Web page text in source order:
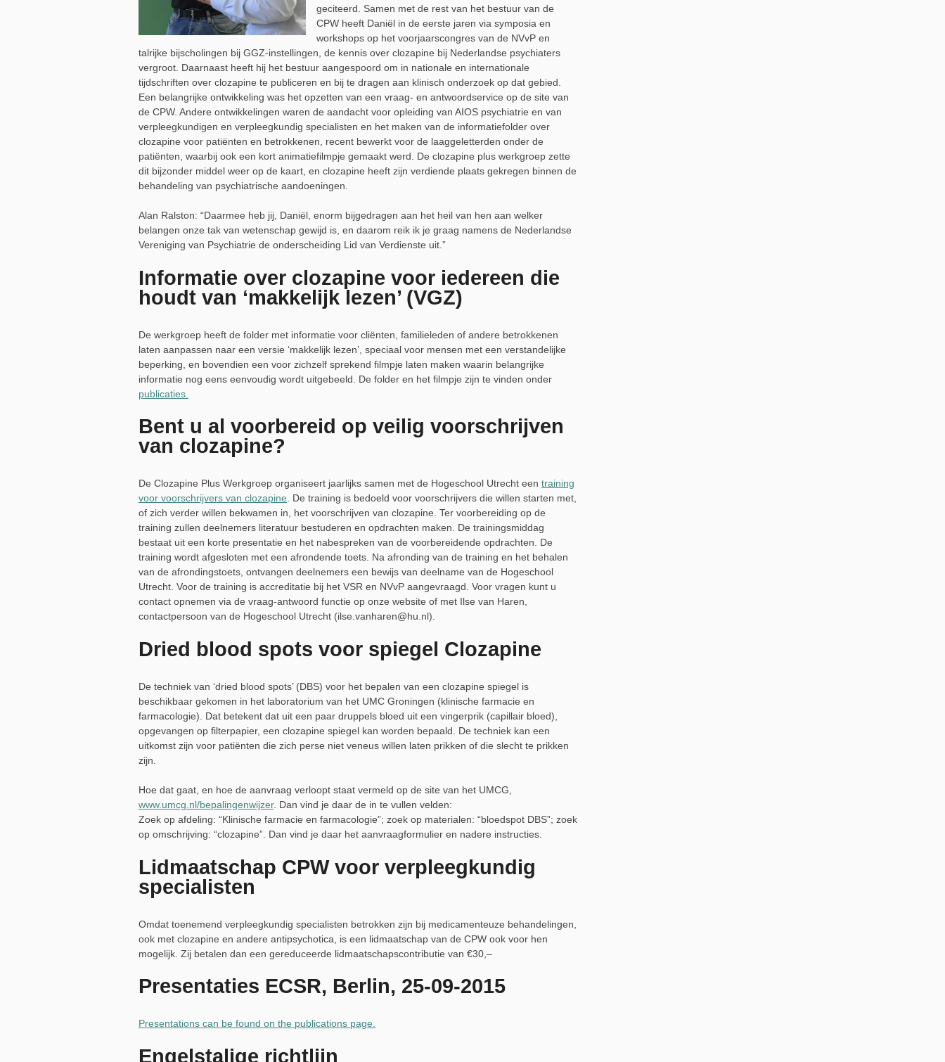
geciteerd. Samen met de rest van het bestuur van de
CPW heeft Daniël in de eerste jaren via symposia en
workshops op het voorjaarscongres van de NVvP en
talrijke bijscholingen bij GGZ-instellingen, de kennis over clozapine bij Nederlandse psychiaters
vergroot. Daarnaast heeft hij het bestuur aangespoord om in nationale en internationale
tijdschriften over clozapine te publiceren en bij te dragen aan klinisch onderzoek op dat gebied.
Een belangrijke ontwikkeling was het opzetten van een vraag- en antwoordservice op de site van
de CPW. Andere ontwikkelingen waren de aandacht voor opleiding van AIOS psychiatrie en van
verpleegkundigen en verpleegkundig specialisten en het maken van de informatiefolder over
clozapine voor patiënten en betrokkenen, recent bewerkt voor de laaggeletterden onder de
patiënten, waarbij ook een kort animatiefilmpje gemaakt werd. De clozapine plus werkgroep zette
dit bijzonder middel weer op de kaart, en clozapine heeft zijn verdiende plaats gekregen binnen de
behandeling van psychiatrische aandoeningen.
Alan Ralston: “Daarmee heb jij, Daniël, enorm bijgedragen aan het heil van hen aan welker
belangen onze tak van wetenschap gewijd is, en daarom reik ik je graag namens de Nederlandse
Vereniging van Psychiatrie de onderscheiding Lid van Verdienste uit.”
Informatie over clozapine voor iedereen die
houdt van ‘makkelijk lezen’ (VGZ)
De werkgroep heeft de folder met informatie voor cliënten, familieleden of andere betrokkenen
laten aanpassen naar een versie ‘makkelijk lezen’, speciaal voor mensen met een verstandelijke
beperking, en bovendien een voor zichzelf sprekend filmpje laten maken waarin belangrijke
informatie nog eens eenvoudig wordt uitgebeeld. De folder en het filmpje zijn te vinden onder
publicaties.
Bent u al voorbereid op veilig voorschrijven
van clozapine?
De Clozapine Plus Werkgroep organiseert jaarlijks samen met de Hogeschool Utrecht een training
voor voorschrijvers van clozapine . De training is bedoeld voor voorschrijvers die willen starten met,
of zich verder willen bekwamen in, het voorschrijven van clozapine. Ter voorbereiding op de
training zullen deelnemers literatuur bestuderen en opdrachten maken. De trainingsmiddag
bestaat uit een korte presentatie en het nabespreken van de voorbereidende opdrachten. De
training wordt afgesloten met een afrondende toets. Na afronding van de training en het behalen
van de afrondingstoets, ontvangen deelnemers een bewijs van deelname van de Hogeschool
Utrecht. Voor de training is accreditatie bij het VSR en NVvP aangevraagd. Voor vragen kunt u
contact opnemen via de vraag-antwoord functie op onze website of met Ilse van Haren,
contactpersoon van de Hogeschool Utrecht (ilse.vanharen@hu.nl).
Dried blood spots voor spiegel Clozapine
De techniek van ‘dried blood spots’ (DBS) voor het bepalen van een clozapine spiegel is
beschikbaar gekomen in het laboratorium van het UMC Groningen (klinische farmacie en
farmacologie). Dat betekent dat uit een paar druppels bloed uit een vingerprik (capillair bloed),
opgevangen op filterpapier, een clozapine spiegel kan worden bepaald. De techniek kan een
uitkomst zijn voor patiënten die zich perse niet veneus willen laten prikken of die slecht te prikken
zijn.
Hoe dat gaat, en hoe de aanvraag verloopt staat vermeld op de site van het UMCG,
www.umcg.nl/bepalingenwijzer. Dan vind je daar de in te vullen velden:
Zoek op afdeling: “Klinische farmacie en farmacologie”; zoek op materialen: “bloedspot DBS”; zoek
op omschrijving: “clozapine”. Dan vind je daar het aanvraagformulier en nadere instructies.
Lidmaatschap CPW voor verpleegkundig
specialisten
Omdat toenemend verpleegkundig specialisten betrokken zijn bij medicamenteuze behandelingen,
ook met clozapine en andere antipsychotica, is een lidmaatschap van de CPW ook voor hen
mogelijk. Zij betalen dan een gereduceerde lidmaatschapscontributie van €30,–
Presentaties ECSR, Berlin, 25-09-2015
Presentations can be found on the publications page.
Engelstalige richtlijn